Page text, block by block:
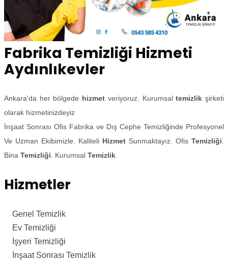
Fabrika Temizliği Hizmeti
Aydınlıkevler
Ankara'da her bölgede hizmet veriyoruz. Kurumsaltemizlik şirketi
olarak hizmetinizdeyiz
İnşaat Sonrası Ofis Fabrika ve Dış Cephe Temizliğinde Profesyonel
Ve Uzman Ekibimizle. Kaliteli Hizmet Sunmaktayız. Ofis Temizliği
Bina Temizliği . Kurumsal Temizlik
Hizmetler
Genel Temizlik
Ev Temizliği
İşyeri Temizliği
İnşaat Sonrası Temizlik